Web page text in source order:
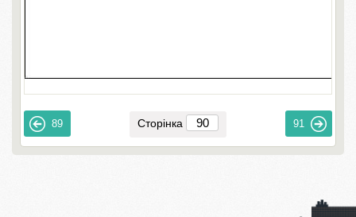
89 Сторінка 91